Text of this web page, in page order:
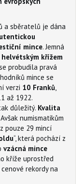
a sběratelů je dána
mince. Jemná
křížem
probudila pravá
mince se
verzi 10 Franků
až 1922.
důležitý. Kvalita
numismatikům
pouze 29 mincí
“, která pochází z
vzácná mince
kříže uprostřed
rekordy na